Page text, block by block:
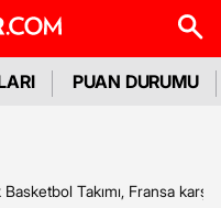
PUAN DURUMU
Takımı, Fransa